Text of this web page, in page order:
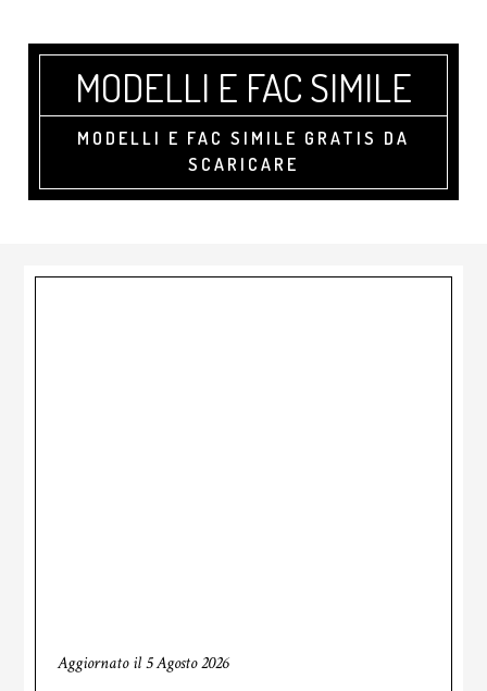
primary
footer
MODELLI E FAC SIMILE
MODELLI E FAC SIMILE GRATIS DA
SCARICARE
Aggiornato il5 Agosto 2026